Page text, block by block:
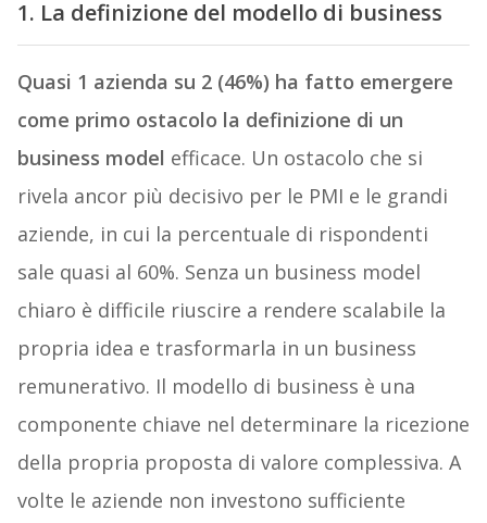
1. La definizione del modello di business
Quasi 1 azienda su 2 (46%) ha fatto emergere
come primo ostacolo la definizione di un
business model efficace. Un ostacolo che si
rivela ancor più decisivo per le PMI e le grandi
aziende, in cui la percentuale di rispondenti
sale quasi al 60%. Senza un business model
chiaro è difficile riuscire a rendere scalabile la
propria idea e trasformarla in un business
remunerativo. Il modello di business è una
componente chiave nel determinare la ricezione
della propria proposta di valore complessiva. A
volte le aziende non investono sufficiente